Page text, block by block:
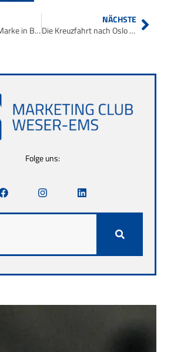
LOEWE – eine Marke in Bewegung
NÄCHSTE
Die Kreuzfahrt nach Oslo mit den Marketing-Clubs aus dem Norden
Folge uns: